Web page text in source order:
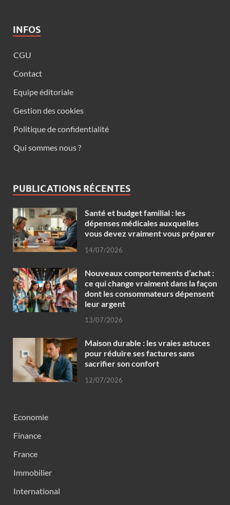
INFOS
CGU
Contact
Equipe éditoriale
Gestion des cookies
Politique de confidentialité
Qui sommes nous ?
PUBLICATIONS RÉCENTES
Santé et budget familial : les
dépenses médicales auxquelles
vous devez vraiment vous préparer
14/07/2026
Nouveaux comportements d’achat :
ce qui change vraiment dans la façon
dont les consommateurs dépensent
leur argent
13/07/2026
Maison durable : les vraies astuces
pour réduire ses factures sans
sacrifier son confort
12/07/2026
Economie
Finance
France
Immobilier
International